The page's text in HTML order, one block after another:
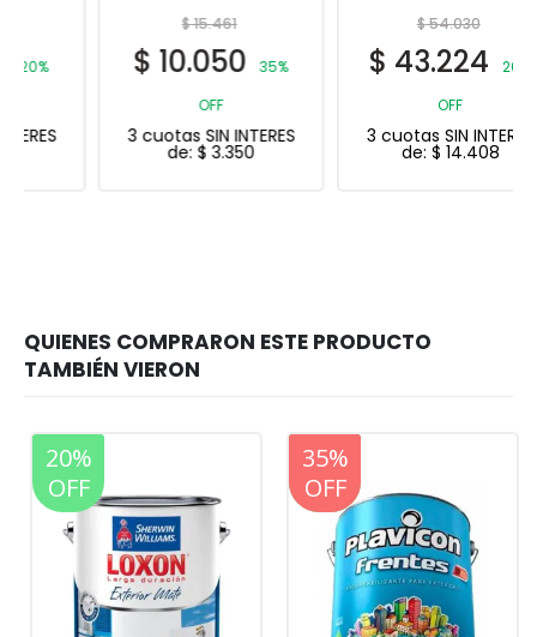
10.050
35%
3 cuotas SIN INTERES
3.350
54.030
43.224
20%
3 cuotas SIN INTERES
14.408
20%
OFF
20%
OFF
35%
OFF